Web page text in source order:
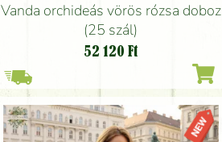
Vanda orchideás vörös rózsa doboz
(25 szál)
52 120 Ft